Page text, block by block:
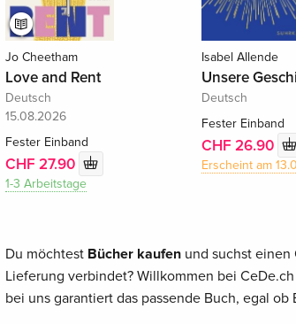
Jo Cheetham
Love and Rent
Deutsch
15.08.2026
Fester Einband
CHF 27.90
1-3 Arbeitstage
Isabel Allende
Unsere
Deutsch
Fester Einband
CHF 26.90
Erscheint am
Du möchtest Bücher kaufenund suchst einen
Lieferung verbindet? Willkommen bei
bei uns garantiert das passende Buch, egal ob